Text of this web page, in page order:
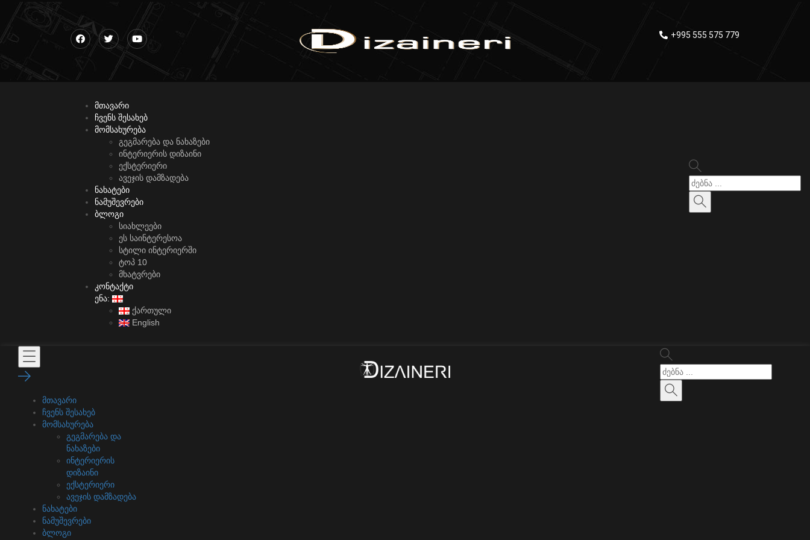
+995 555 575 779
მთავარი
ჩვენს შესახებ
მომსახურება
გეგმარება და ნახაზები
ინტერიერის დიზაინი
ექსტერიერი
ავეჯის დამზადება
ნახატები
ნამუშევრები
ბლოგი
სიახლეები
ეს საინტერესოა
სტილი ინტერიერში
ტოპ 10
მხატვრები
კონტაქტი
ენა:
ქართული
English
მთავარი
ჩვენს შესახებ
მომსახურება
გეგმარება და
ნახაზები
ინტერიერის
დიზაინი
ექსტერიერი
ავეჯის დამზადება
ნახატები
ნამუშევრები
ბლოგი